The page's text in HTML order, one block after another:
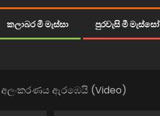
කලාබර මී මැස්සා පුරවැසි මී මැස්සෝ
ඇරඹෙයි (Video)